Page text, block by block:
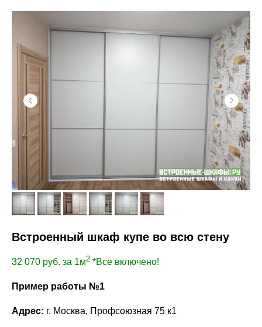
Встроенный шкаф купе во всю стену
32 070 руб. за 1м2 *Все включено!
Пример работы №1
Адрес: г. Москва, Профсоюзная 75 к1